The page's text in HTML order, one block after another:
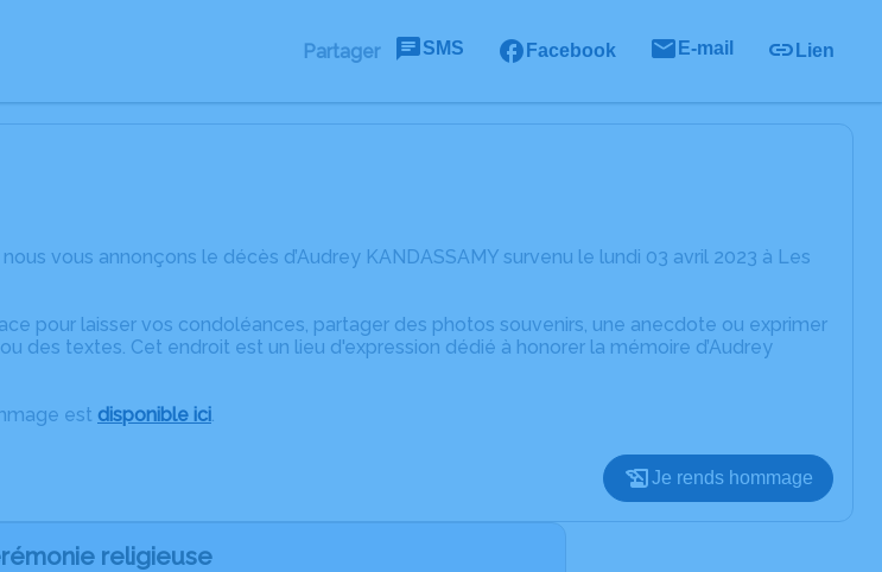
Partager SMS Facebook E-mail Lien
vous annonçons le décès d’Audrey KANDASSAMY survenu le lundi 03 avril 2023 à Les
pour laisser vos condoléances, partager des photos souvenirs, une anecdote ou exprimer
des textes. Cet endroit est un lieu d'expression dédié à honorer la mémoire d’Audrey
est disponible ici.
Je rends hommage
religieuse